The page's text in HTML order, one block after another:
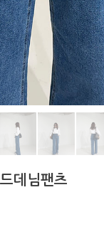
데님팬츠